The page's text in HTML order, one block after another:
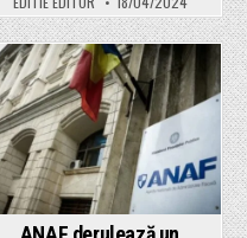
un
Ghid
dedicat
persoanelor
fizice
care
realizează
venituri
din
închirierea
de
bunuri
mobile
și
imobile
Posted
in